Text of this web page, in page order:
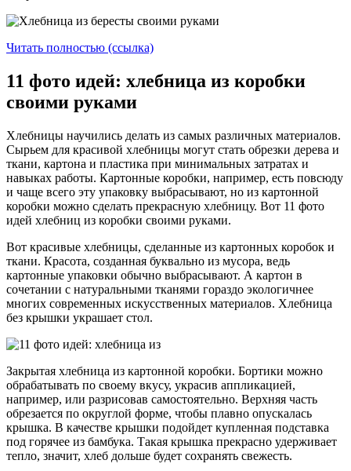
Читать полностью (ссылка)
11 фото идей: хлебница из коробки
своими руками
Хлебницы научились делать из самых различных материалов.
Сырьем для красивой хлебницы могут стать обрезки дерева и
ткани, картона и пластика при минимальных затратах и
навыках работы. Картонные коробки, например, есть повсюду
и чаще всего эту упаковку выбрасывают, но из картонной
коробки можно сделать прекрасную хлебницу. Вот 11 фото
идей хлебниц из коробки своими руками.
Вот красивые хлебницы, сделанные из картонных коробок и
ткани. Красота, созданная буквально из мусора, ведь
картонные упаковки обычно выбрасывают. А картон в
сочетании с натуральными тканями гораздо экологичнее
многих современных искусственных материалов. Хлебница
без крышки украшает стол.
Закрытая хлебница из картонной коробки. Бортики можно
обрабатывать по своему вкусу, украсив аппликацией,
например, или разрисовав самостоятельно. Верхняя часть
обрезается по округлой форме, чтобы плавно опускалась
крышка. В качестве крышки подойдет купленная подставка
под горячее из бамбука. Такая крышка прекрасно удерживает
тепло, значит, хлеб дольше будет сохранять свежесть.